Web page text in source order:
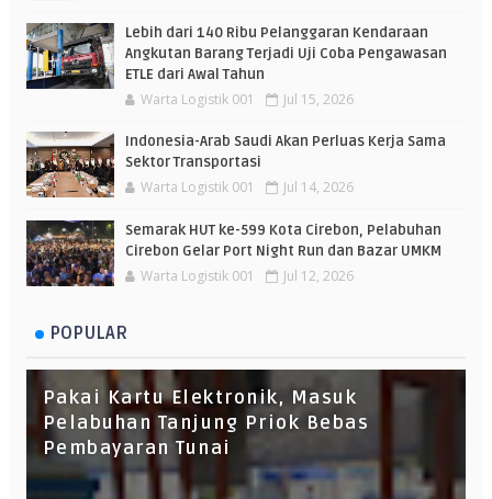
Lebih dari 140 Ribu Pelanggaran Kendaraan
Angkutan Barang Terjadi Uji Coba Pengawasan
ETLE dari Awal Tahun
Warta Logistik 001 Jul 15, 2026
Indonesia-Arab Saudi Akan Perluas Kerja Sama
Sektor Transportasi
Warta Logistik 001 Jul 14, 2026
Semarak HUT ke-599 Kota Cirebon, Pelabuhan
Cirebon Gelar Port Night Run dan Bazar UMKM
Warta Logistik 001 Jul 12, 2026
POPULAR
Pakai Kartu Elektronik, Masuk
Pelabuhan Tanjung Priok Bebas
Pembayaran Tunai